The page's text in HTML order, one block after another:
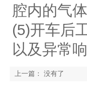
腔内的气
(5)开车后
以及异常
上一篇： 没有了